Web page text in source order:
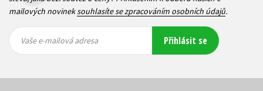
mailových novineksouhlasíte se zpracováním osobních údajů.
mailová
mailová
Vaše e-mailová adresa Přihlásit se